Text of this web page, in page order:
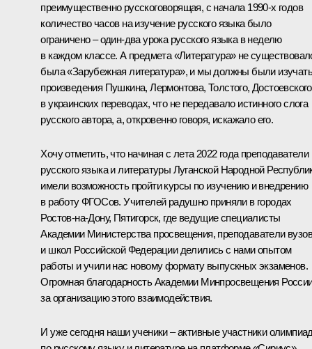
преимущественно русскоговорящая, с начала 1990-х годов
количество часов на изучение русского языка было
ограничено – один-два урока русского языка в неделю
в каждом классе. А предмета «Литература» не
была «Зарубежная литература», и мы должны были изучать
произведения Пушкина, Лермонтова, Толстого, Достоевского
в украинских переводах, что не передавало истинного слога
русского автора, а, откровенно говоря, искажало его.
Хочу отметить, что начиная с лета 2022 года преподаватели
русского языка и литературы Луганской Народной
имели возможность пройти курсы по изучению и внедрению
в работу ФГОСов. Учителей радушно приняли в городах
Ростов-на-Дону, Пятигорск, где ведущие специалисты
Академии Министерства просвещения, преподаватели вузов
и школ Российской Федерации делились с нами опытом
работы и учили нас новому формату выпускных экзаменов.
Огромная благодарность Академии Минпросвещения
за организацию этого взаимодействия.
И уже сегодня наши ученики – активные участники